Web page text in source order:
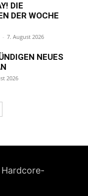
DIE
DER WOCHE
- 7. August 2026
NEUES
2026